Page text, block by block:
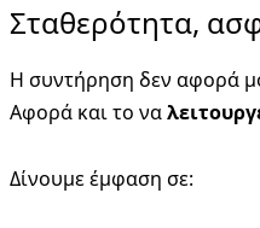
Σταθερότητα,
Η συντήρηση δεν αφορά
Αφορά και το να
Δίνουμε έμφαση σε: